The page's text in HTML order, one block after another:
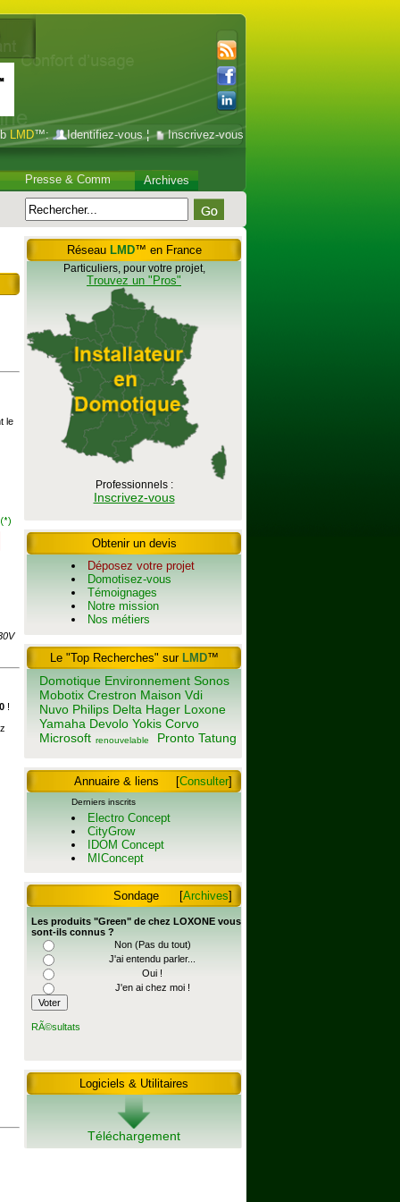
LMD™: Identifiez-vous¦ Inscrivez-vous
Presse & Comm Archives
le
!
Réseau LMD™ en France
Particuliers, pour votre projet,
Trouvez un "Pros"
Professionnels :
Inscrivez-vous
Obtenir un devis
Déposez votre projet
Domotisez-vous
Témoignages
Notre mission
Nos métiers
Le "Top Recherches" sur LMD™
Domotique Environnement Sonos
Mobotix Crestron Maison Vdi
Nuvo Philips Delta Hager Loxone
Yamaha Devolo Yokis Corvo
Microsoft renouvelable Pronto Tatung
Annuaire & liens [Consulter]
Derniers inscrits
Electro Concept
CityGrow
IDOM Concept
MIConcept
Sondage [Archives]
Les produits "Green" de chez LOXONE vous
sont-ils connus ?
Non (Pas du tout)
J'ai entendu parler...
Oui !
J'en ai chez moi !
RÃ©sultats
Logiciels & Utilitaires
Téléchargement